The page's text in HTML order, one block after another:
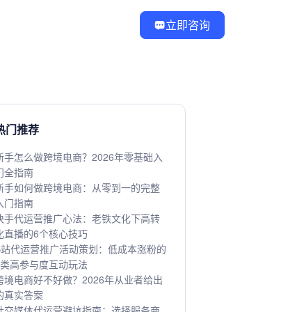
立即咨询
门推荐
手怎么做跨境电商？2026年零基础入
全指南
手如何做跨境电商：从零到一的完整
门指南
手代运营推广心法：老铁文化下高转
直播的6个核心技巧
代运营推广活动策划：低成本涨粉的
高参与度互动玩法
境电商好不好做？2026年从业者给出
真实答案